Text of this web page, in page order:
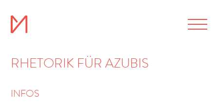
RHETORIK FÜR AZUBIS
INFOS